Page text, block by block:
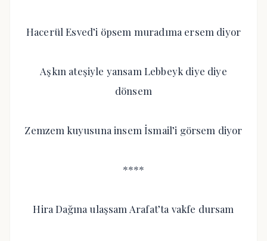
Hacerül Esved’i öpsem muradıma ersem diyor
Aşkın ateşiyle yansam Lebbeyk diye diye
dönsem
Zemzem kuyusuna insem İsmail’i görsem diyor
****
Hira Dağına ulaşsam Arafat’ta vakfe dursam